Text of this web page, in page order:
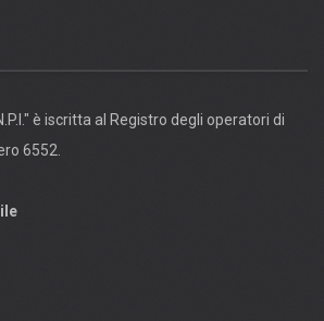
è iscritta al Registro degli operatori di
6552.